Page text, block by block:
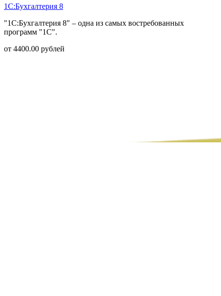
1С:Бухгалтерия 8
"1С:Бухгалтерия 8" – одна из самых востребованных
программ "1С".
от 4400.00 рублей